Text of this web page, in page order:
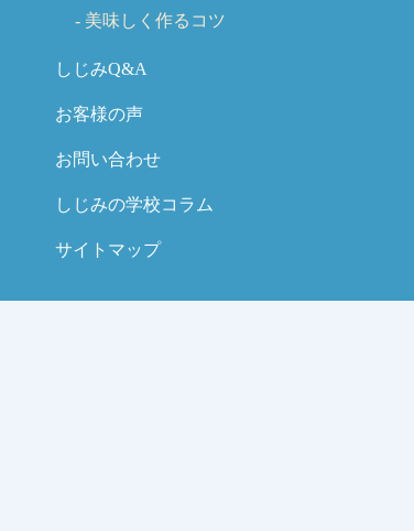
美味しく作るコツ
しじみQ&A
お客様の声
お問い合わせ
しじみの学校コラム
サイトマップ